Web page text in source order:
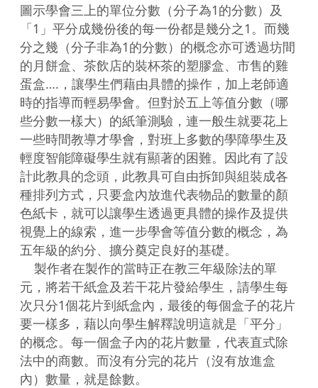
圖示學會三上的單位分數（分子為1的分數）及
「1」平分成幾份後的每一份都是幾分之1。而幾
分之幾（分子非為1的分數）的概念亦可透過坊間
的月餅盒、茶飲店的裝杯茶的塑膠盒、市售的雞
蛋盒….，讓學生們藉由具體的操作，加上老師適
時的指導而輕易學會。但對於五上等值分數（哪
些分數一樣大）的紙筆測驗，連一般生就要花上
一些時間教導才學會，對班上多數的學障學生及
輕度智能障礙學生就有顯著的困難。因此有了設
計此教具的念頭，此教具可自由拆卸與組裝成各
種排列方式，只要盒內放進代表物品的數量的顏
色紙卡，就可以讓學生透過更具體的操作及提供
視覺上的線索，進一步學會等值分數的概念，為
五年級的約分、擴分奠定良好的基礎。
元，將若干紙盒及若干花片發給學生，請學生每
次只分1個花片到紙盒內，最後的每個盒子的花片
要一樣多，藉以向學生解釋說明這就是「平分」
的概念。每一個盒子內的花片數量，代表直式除
法中的商數。而沒有分完的花片（沒有放進盒
內）數量，就是餘數。